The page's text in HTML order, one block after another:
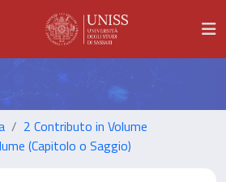
2 Contributo in Volume
(Capitolo o Saggio)